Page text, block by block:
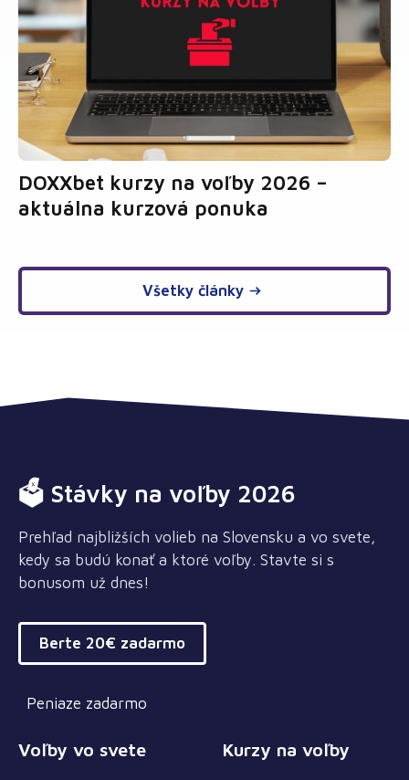
DOXXbet kurzy na voľby 2026 –
aktuálna kurzová ponuka
Všetky články
🗳 Stávky na voľby 2026
Prehľad najbližších volieb na Slovensku a vo svete,
kedy sa budú konať a ktoré voľby. Stavte si s
bonusom už dnes!
Berte 20€ zadarmo
Peniaze zadarmo
Voľby vo svete Kurzy na voľby